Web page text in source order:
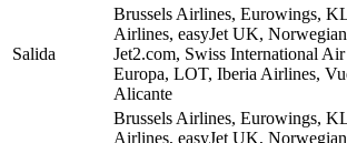
Salida
Brussels Airlines, Eurowings,
Airlines, easyJet UK,
Jet2.com, Swiss International
Europa, LOT, Iberia Airlines,
Alicante
Brussels Airlines, Eurowings,
Airlines, easyJet UK,